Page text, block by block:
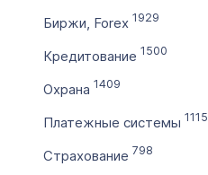
Биржи, Forex 1929
Кредитование 1500
Охрана 1409
Платежные системы 1115
Страхование 798